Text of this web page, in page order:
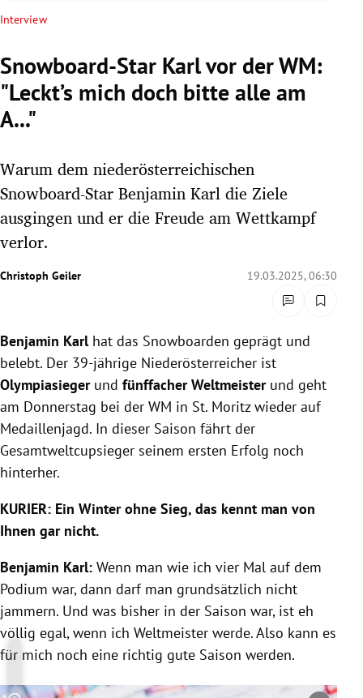
Untermenü
Untermenü
Untermenü
Untermenü
Untermenü
Untermenü
Interview
Snowboard-Star Karl vor der WM:
"Leckt’s mich doch bitte alle am
A..."
Warum dem niederösterreichischen
Snowboard-Star Benjamin Karl die Ziele
ausgingen und er die Freude am Wettkampf
verlor.
Christoph Geiler 19.03.2025, 06:30
Benjamin Karlhat das Snowboarden geprägt und
belebt. Der 39-jährige Niederösterreicher ist
Olympiasiegerund fünffacher Weltmeisterund geht
am Donnerstag bei der WM in St. Moritz wieder auf
Medaillenjagd. In dieser Saison fährt der
Gesamtweltcupsieger seinem ersten Erfolg noch
hinterher.
KURIER: Ein Winter ohne Sieg, das kennt man von
Ihnen gar nicht.
Benjamin Karl: Wenn man wie ich vier Mal auf dem
Podium war, dann darf man grundsätzlich nicht
jammern. Und was bisher in der Saison war, ist eh
völlig egal, wenn ich Weltmeister werde. Also kann es
für mich noch eine richtig gute Saison werden.